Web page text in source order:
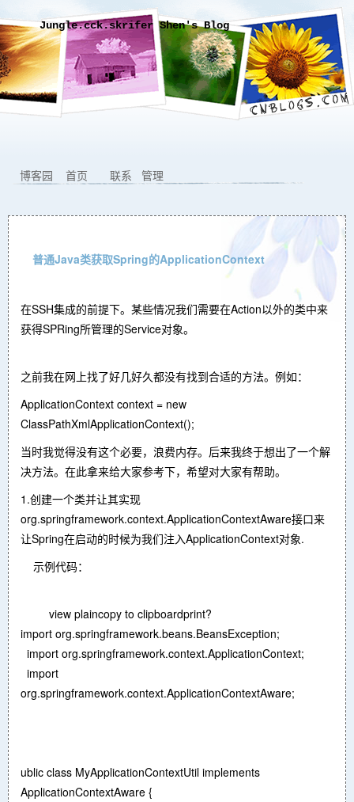
Jungle.cck.skrifer Shen's Blog
博客园 首页 联系 管理
普通Java类获取Spring的ApplicationContext
在SSH集成的前提下。某些情况我们需要在Action以外的类中来
获得SPRing所管理的Service对象。
之前我在网上找了好几好久都没有找到合适的方法。例如：
ApplicationContext context = new
ClassPathXmlApplicationContext();
当时我觉得没有这个必要，浪费内存。后来我终于想出了一个解
决方法。在此拿来给大家参考下，希望对大家有帮助。
1.创建一个类并让其实现
org.springframework.context.ApplicationContextAware接口来
让Spring在启动的时候为我们注入ApplicationContext对象.
示例代码：
view plaincopy to clipboardprint?
import org.springframework.beans.BeansException;
import org.springframework.context.ApplicationContext;
import
org.springframework.context.ApplicationContextAware;
ublic class MyApplicationContextUtil implements
ApplicationContextAware {